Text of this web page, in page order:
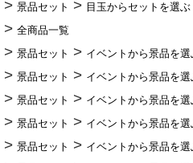
景品セット
目玉からセットを選ぶ
全商品一覧
景品セット
イベントから景品を選
景品セット
イベントから景品を選
景品セット
イベントから景品を選
景品セット
イベントから景品を選
景品セット
イベントから景品を選